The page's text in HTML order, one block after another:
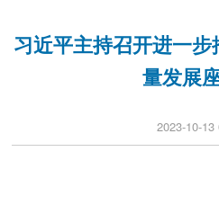
习近平主持召开进一
量发展
2023-10-13